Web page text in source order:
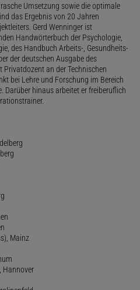
Umsetzung sowie die optimale
das Ergebnis von 20 Jahren
Gerd Wenninger ist
Handwörterbuch der Psychologie,
des Handbuch Arbeits-, Gesundheits-
der deutschen Ausgabe des
Privatdozent an der Technischen
bei Lehre und Forschung im Bereich
Darüber hinaus arbeitet er freiberuflich
Mainz
Hannover